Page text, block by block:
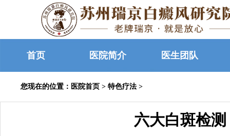
首页 医院简介 医生团队
您现在的位置： 医院首页 > 特色疗法 >
六大白斑检测